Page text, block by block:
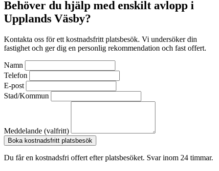
Behöver du hjälp med enskilt avlopp i
Upplands Väsby?
Kontakta oss för ett kostnadsfritt platsbesök. Vi undersöker din
fastighet och ger dig en personlig rekommendation och fast offert.
Namn
Telefon
E-post
Stad/Kommun
Meddelande (valfritt)
Boka kostnadsfritt platsbesök
Du får en kostnadsfri offert efter platsbesöket. Svar inom 24 timmar.